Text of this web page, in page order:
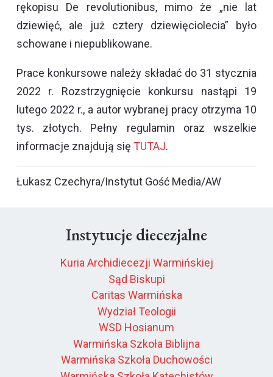
rękopisu De revolutionibus, mimo że „nie lat
dziewięć, ale już cztery dziewięciolecia” było
schowane i niepublikowane.
Prace konkursowe należy składać do 31 stycznia
2022 r. Rozstrzygnięcie konkursu nastąpi 19
lutego 2022 r., a autor wybranej pracy otrzyma 10
tys. złotych. Pełny regulamin oraz wszelkie
informacje znajdują się TUTAJ.
Łukasz Czechyra/Instytut Gość Media/AW
Instytucje diecezjalne
Kuria Archidiecezji Warmińskiej
Sąd Biskupi
Caritas Warmińska
Wydział Teologii
WSD Hosianum
Warmińska Szkoła Biblijna
Warmińska Szkoła Duchowości